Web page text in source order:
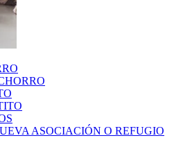
ASOCIACIÓN O REFUGIO